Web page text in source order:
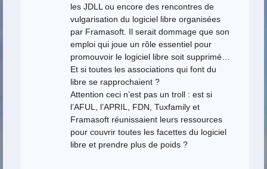
les JDLL ou encore des rencontres de
vulgarisation du logiciel libre organisées
par Framasoft. Il serait dommage que son
emploi qui joue un rôle essentiel pour
promouvoir le logiciel libre soit supprimé…
Et si toutes les associations qui font du
libre se rapprochaient ?
Attention ceci n’est pas un troll : est si
l’AFUL, l’APRIL, FDN, Tuxfamily et
Framasoft réunissaient leurs ressources
pour couvrir toutes les facettes du logiciel
libre et prendre plus de poids ?